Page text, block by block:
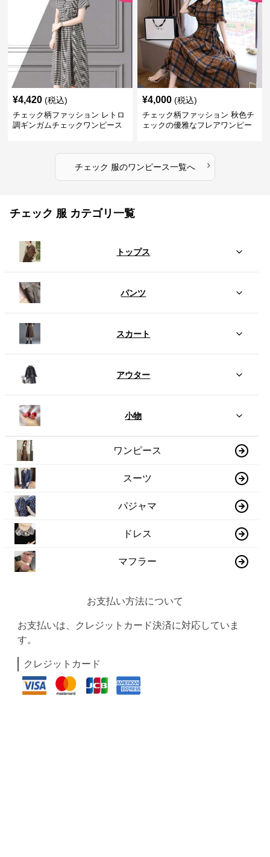
¥4,420 (税込)
チェック柄ファッション レトロ
調ギンガムチェックワンピース
¥4,000 (税込)
チェック柄ファッション 秋色チ
ェックの優雅なフレアワンピー
チェック 服のワンピース一覧へ ›
チェック 服 カテゴリ一覧
トップス
パンツ
スカート
アウター
小物
ワンピース
スーツ
パジャマ
ドレス
マフラー
お支払い方法について
お支払いは、クレジットカード決済に対応していま
す。
クレジットカード